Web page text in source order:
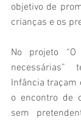
objetivo de
crianças e os
No projeto
Infância traçam
o encontro de
sem